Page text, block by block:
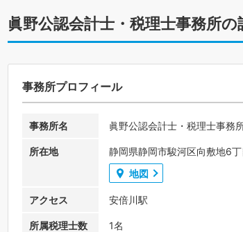
眞野公認会計士・税理士事務所の
事務所プロフィール
事務所名 眞野公認会計士・税理士事務
所在地
静岡県静岡市駿河区向敷地6
地図
アクセス 安倍川駅
所属税理士数 1名